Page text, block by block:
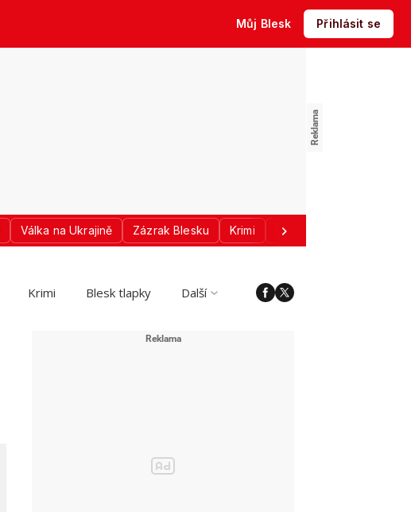
Můj Blesk Přihlásit se
Válka na Ukrajině Zázrak Blesku Krimi Donald Trump
Krimi Blesk tlapky Další